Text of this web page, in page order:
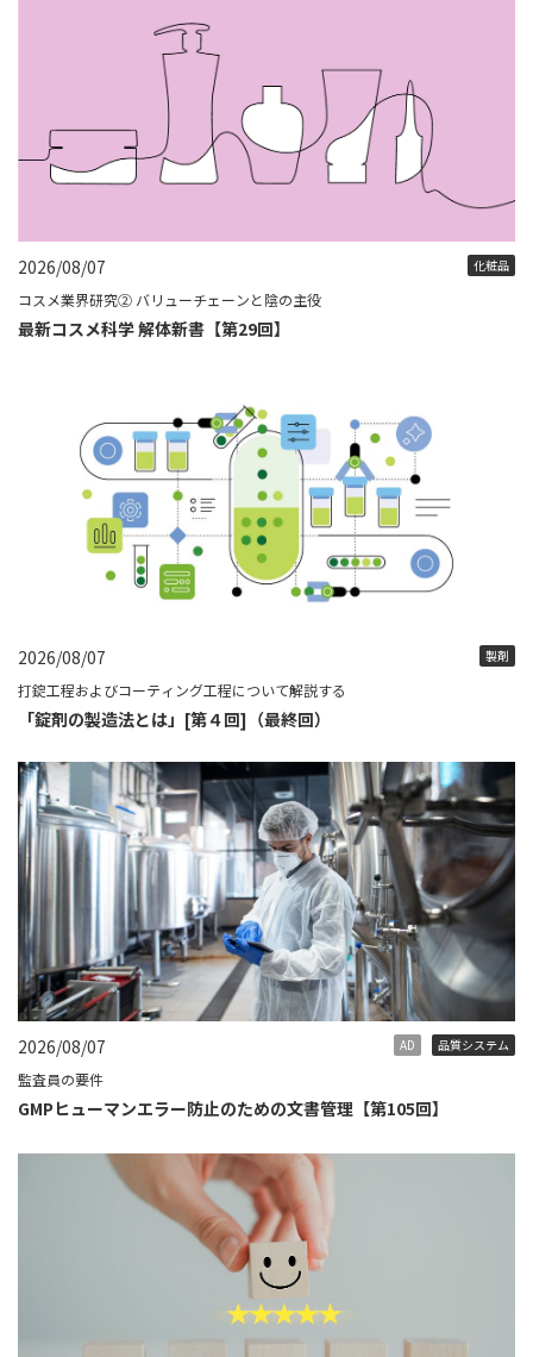
2026/08/07 化粧品
コスメ業界研究② バリューチェーンと陰の主役
最新コスメ科学 解体新書【第29回】
2026/08/07 製剤
打錠工程およびコーティング工程について解説する
「錠剤の製造法とは」[第４回]（最終回）
2026/08/07 AD 品質システム
監査員の要件
GMPヒューマンエラー防止のための文書管理【第105回】